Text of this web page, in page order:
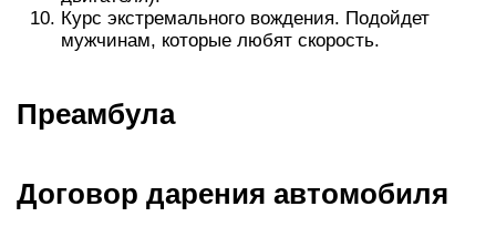
Курс экстремального вождения. Подойдет
мужчинам, которые любят скорость.
Преамбула
Договор дарения автомобиля